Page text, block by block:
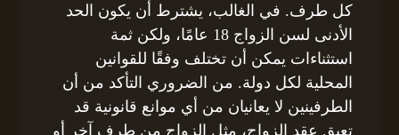
كل طرف. في الغالب، يشترط أن يكون الحد
الأدنى لسن الزواج 18 عامًا، ولكن ثمة
استثناءات يمكن أن تختلف وفقًا للقوانين
المحلية لكل دولة. من الضروري التأكد من أن
الطرفينين لا يعانيان من أي موانع قانونية قد
تعيق عقد الزواج، مثل الزواج من طرف آخر أو